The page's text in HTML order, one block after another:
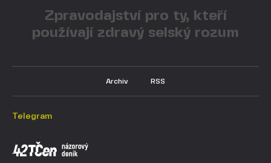
Zpravodajství pro ty, kteří
používají zdravý selský rozum
Archiv RSS
Telegram